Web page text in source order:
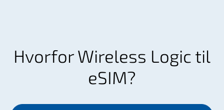
Hvorfor Wireless Logic til
eSIM?